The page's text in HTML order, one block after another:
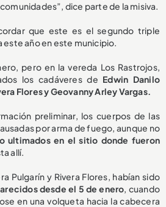
dice parte de la misiva.
que este es el segundo triple
año en este municipio.
pero en la vereda Los Rastrojos,
los cadáveres de Edwin Danilo
Flores y Geovanny Arley Vargas.
preliminar, los cuerpos de las
por arma de fuego, aunque no
ultimados en el sitio donde fueron
allí.
Pulgarín y Rivera Flores, habían sido
desde el 5 de enero, cuando
en una volqueta hacia la cabecera